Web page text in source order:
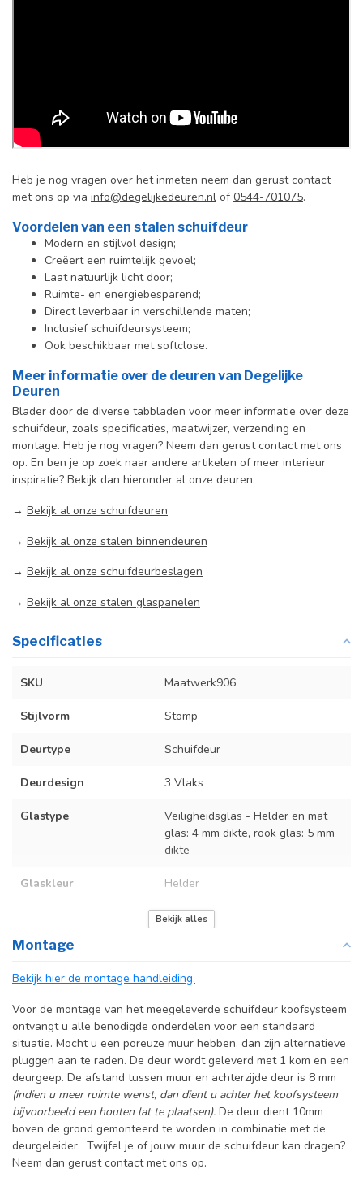
Heb je nog vragen over het inmeten neem dan gerust contact
met ons op via info@degelijkedeuren.nl of0544-701075.
Voordelen van een stalen schuifdeur
Modern en stijlvol design;
Creëert een ruimtelijk gevoel;
Laat natuurlijk licht door;
Ruimte- en energiebesparend;
Direct leverbaar in verschillende maten;
Inclusief schuifdeursysteem;
Ook beschikbaar met softclose.
Meer informatie over de deuren van Degelijke
Deuren
Blader door de diverse tabbladen voor meer informatie over deze
schuifdeur, zoals specificaties, maatwijzer, verzending en
montage. Heb je nog vragen? Neem dan gerust contact met ons
op. En ben je op zoek naar andere artikelen of meer interieur
inspiratie? Bekijk dan hieronder al onze deuren.
→ Bekijk al onze schuifdeuren
→ Bekijk al onze stalen binnendeuren
→ Bekijk al onze schuifdeurbeslagen
→ Bekijk al onze stalen glaspanelen
Specificaties
SKU Maatwerk906
Stijlvorm Stomp
Deurtype Schuifdeur
Deurdesign 3 Vlaks
Glastype
Veiligheidsglas - Helder en mat
glas: 4 mm dikte, rook glas: 5 mm
dikte
Glaskleur Helder
Op maat gemaakt
Incl. deurgreep
Incl. systeem
Bekijk alles
Montage
Bekijk hier de montage handleiding.
Voor de montage van het meegeleverde schuifdeur koofsysteem
ontvangt u alle benodigde onderdelen voor een standaard
situatie. Mocht u een poreuze muur hebben, dan zijn alternatieve
pluggen aan te raden. De deur wordt geleverd met 1 kom en een
deurgeep. De afstand tussen muur en achterzijde deur is 8 mm
(indien u meer ruimte wenst, dan dient u achter het koofsysteem
bijvoorbeeld een houten lat te plaatsen). De deur dient 10mm
boven de grond gemonteerd te worden in combinatie met de
deurgeleider. Twijfel je of jouw muur de schuifdeur kan dragen?
Neem dan gerust contact met ons op.